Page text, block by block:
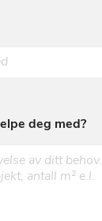
deg med?